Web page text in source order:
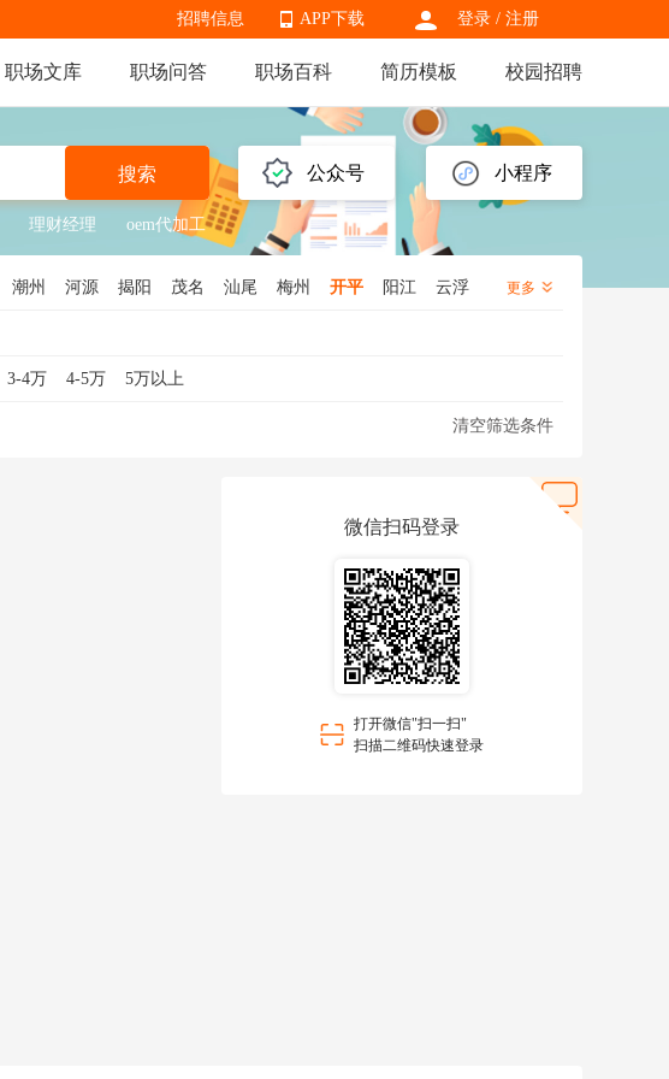
登录 / 注册
APP下载
APP下载
招聘信息
职场文库 职场问答 职场百科 简历模板 校园招聘
公众号 小程序
搜索
理财经理 oem代加工
潮州 河源 揭阳 茂名 汕尾 梅州 开平 阳江 云浮 更多
3-4万 4-5万 5万以上
清空筛选条件
微信扫码登录
打开微信"扫一扫"
扫描二维码快速登录